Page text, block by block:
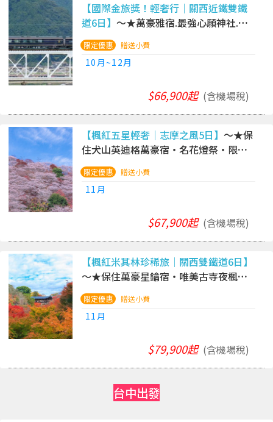
【國際金旅獎！輕奢行｜關西近鐵雙鐵
道6日】 ～★萬豪雅宿.最強心願神社.侘
寂古寺.琵琶湖天空露台.海女小屋.和牛.
溫泉一晚｜阪名6日．國泰
10月~12月
贈送小費
$66,900起 (含機場稅)
【楓紅五星輕奢｜志摩之風5日】 ～★保
住犬山英迪格萬豪宿・名花燈祭・限定
香嵐溪夜楓四季櫻・海女小屋松阪牛・
伊勢溫泉5日．國泰
11月
贈送小費
$67,900起 (含機場稅)
【楓紅米其林珍稀旅｜關西雙鐵道6日】
～★保住萬豪星鑰宿・唯美古寺夜楓・
宅邸庭園饗宴・絕美倒映長谷寺・志摩
溫泉．國泰
11月
贈送小費
$79,900起 (含機場稅)
台中出發